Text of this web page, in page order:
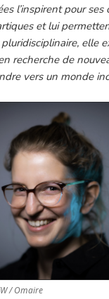
l’inspirent pour ses
et lui
pluridisciplinaire, elle
recherche de
vers un monde
/ Omaire